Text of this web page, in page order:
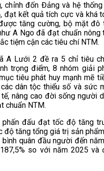
chỉnh đốn Đảng và hệ
kết quả tích cực và khá
tăng cường, bộ mặt đô
A Ngo đã đạt chuẩn nông
tiệm cận các tiêu chí NTM.
A Lưới 2 đề ra 5 chỉ tiêu
trọng điểm, 8 nhóm giải
tiêu phát huy mạnh mẽ
dân tộc thiểu số và sức
nâng cao đời sống người
chuẩn NTM.
đấu đạt tốc độ tăng
độ tăng tổng giá trị sản
quân đầu người đến
so với năm 2025 và